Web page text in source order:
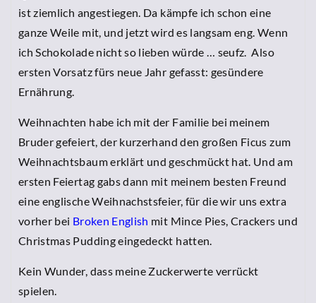
ist ziemlich angestiegen. Da kämpfe ich schon eine
ganze Weile mit, und jetzt wird es langsam eng. Wenn
ich Schokolade nicht so lieben würde … seufz. Also
ersten Vorsatz fürs neue Jahr gefasst: gesündere
Ernährung.
Weihnachten habe ich mit der Familie bei meinem
Bruder gefeiert, der kurzerhand den großen Ficus zum
Weihnachtsbaum erklärt und geschmückt hat. Und am
ersten Feiertag gabs dann mit meinem besten Freund
eine englische Weihnachstsfeier, für die wir uns extra
vorher bei Broken English mit Mince Pies, Crackers und
Christmas Pudding eingedeckt hatten.
Kein Wunder, dass meine Zuckerwerte verrückt
spielen.